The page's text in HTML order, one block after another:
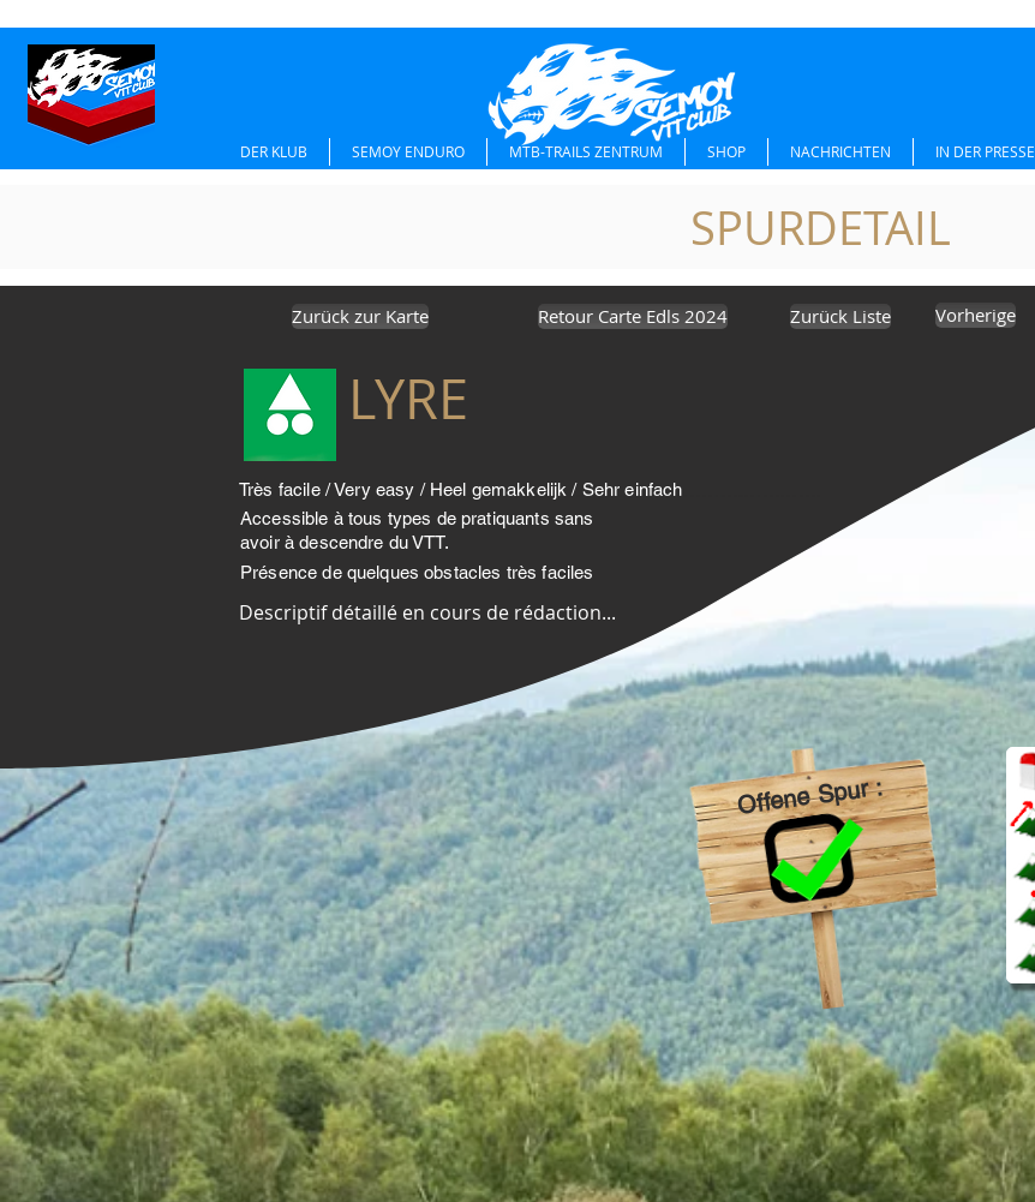
DER KLUB SEMOY ENDURO MTB-TRAILS ZENTRUM SHOP NACHRICHTEN IN DER PRESSE
SPURDETAIL
Zurück zur Karte Retour Carte Edls 2024 Zurück Liste Vorherige
LYRE
Très facile / Very easy / Heel gemakkelijk / Sehr einfach
Accessible à tous types de pratiquants sans
avoir à descendre du VTT.
Présence de quelques obstacles très faciles
Descriptif détaillé en cours de rédaction...
Offene Spur :